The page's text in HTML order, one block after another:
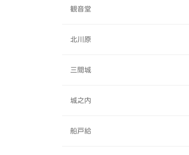
観音堂
北川原
三間城
城之内
船戸給